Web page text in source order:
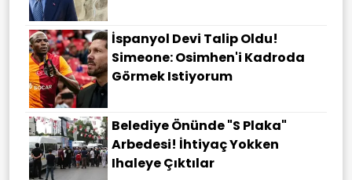
İspanyol Devi Talip Oldu!
Simeone: Osimhen'i Kadroda
Görmek Istiyorum
Belediye Önünde "S Plaka"
Arbedesi! İhtiyaç Yokken
Ihaleye Çıktılar